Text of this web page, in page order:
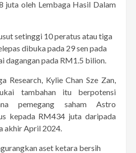
juta oleh Lembaga Hasil Dalam
setinggi 10 peratus atau tiga
dibuka pada 29 sen pada
dagangan pada RM1.5 bilion.
Research, Kylie Chan Sze Zan,
tambahan itu berpotensi
pemegang saham Astro
kepada RM434 juta daripada
akhir April 2024.
aset ketara bersih